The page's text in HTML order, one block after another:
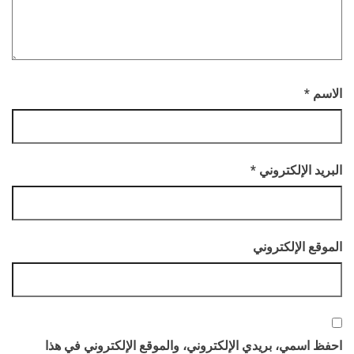
الاسم *
البريد الإلكتروني *
الموقع الإلكتروني
احفظ اسمي، بريدي الإلكتروني، والموقع الإلكتروني في هذا